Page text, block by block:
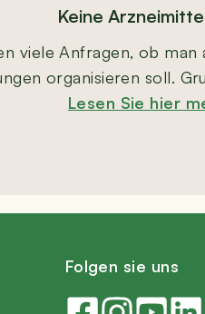
Kei­ne
vie­le Anfra­gen, ob man
orga­ni­sie­ren soll.
Lesen Sie hier
Fol­gen sie uns